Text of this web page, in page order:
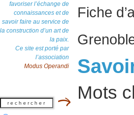
favoriser l’échange de
connaissances et de
savoir faire au service de
la construction d’un art de
la paix.
Ce site est porté par
l’association
Modus Operandi
Fiche
Mots